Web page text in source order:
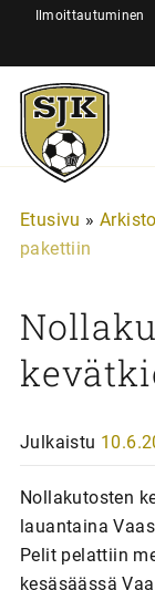
SiirryIlmoittautuminen
Sjk-
Juniorit
Etusivu » Arkisto
pakettiin
Julkaistu
Nollakutosten
lauantaina
Pelit pelattiin
kesäsäässä